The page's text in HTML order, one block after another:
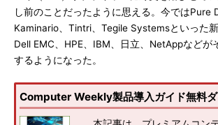
し前のことだったように思える。今ではPure
Kaminario、Tintri、Tegile Systemsといった新
Dell EMC、HPE、IBM、日立、NetAppなどが
するようになった。
Computer Weekly製品導入ガイド無料ダ